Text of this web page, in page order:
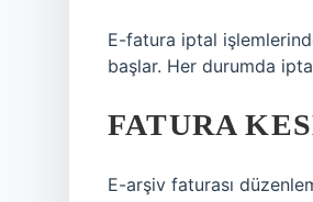
E-fatura iptal
başlar. Her durumda
FATURA
E-arşiv faturası